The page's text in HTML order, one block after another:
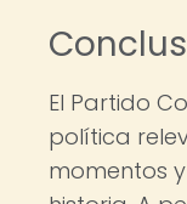
El Partido
política
momentos